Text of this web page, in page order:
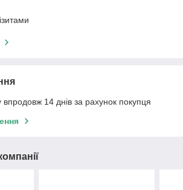
14 днів за рахунок покупця